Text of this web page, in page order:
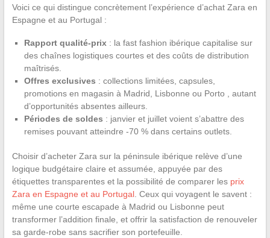
Voici ce qui distingue concrètement l’expérience d’achat Zara en
Espagne et au Portugal :
Rapport qualité-prix: la fast fashion ibérique capitalise sur
des chaînes logistiques courtes et des coûts de distribution
maîtrisés.
Offres exclusives : collections limitées, capsules,
promotions en magasin à Madrid, Lisbonne ou Porto , autant
d’opportunités absentes ailleurs.
Périodes de soldes : janvier et juillet voient s’abattre des
remises pouvant atteindre -70 % dans certains outlets.
Choisir d’acheter Zara sur la péninsule ibérique relève d’une
logique budgétaire claire et assumée, appuyée par des
étiquettes transparentes et la possibilité de comparer les prix
Zara en Espagne et au Portugal. Ceux qui voyagent le savent :
même une courte escapade à Madrid ou Lisbonne peut
transformer l’addition finale, et offrir la satisfaction de renouveler
sa garde-robe sans sacrifier son portefeuille.